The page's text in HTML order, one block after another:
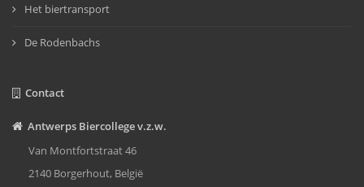
Het biertransport
De Rodenbachs
Contact
Antwerps Biercollege v.z.w.
Van Montfortstraat 46
2140 Borgerhout, België